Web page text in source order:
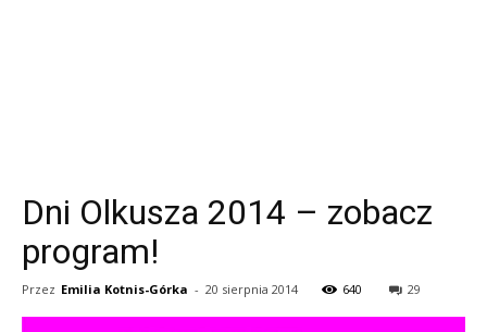
Dni Olkusza 2014 – zobacz
program!
Przez Emilia Kotnis-Górka - 20 sierpnia 2014 640 29